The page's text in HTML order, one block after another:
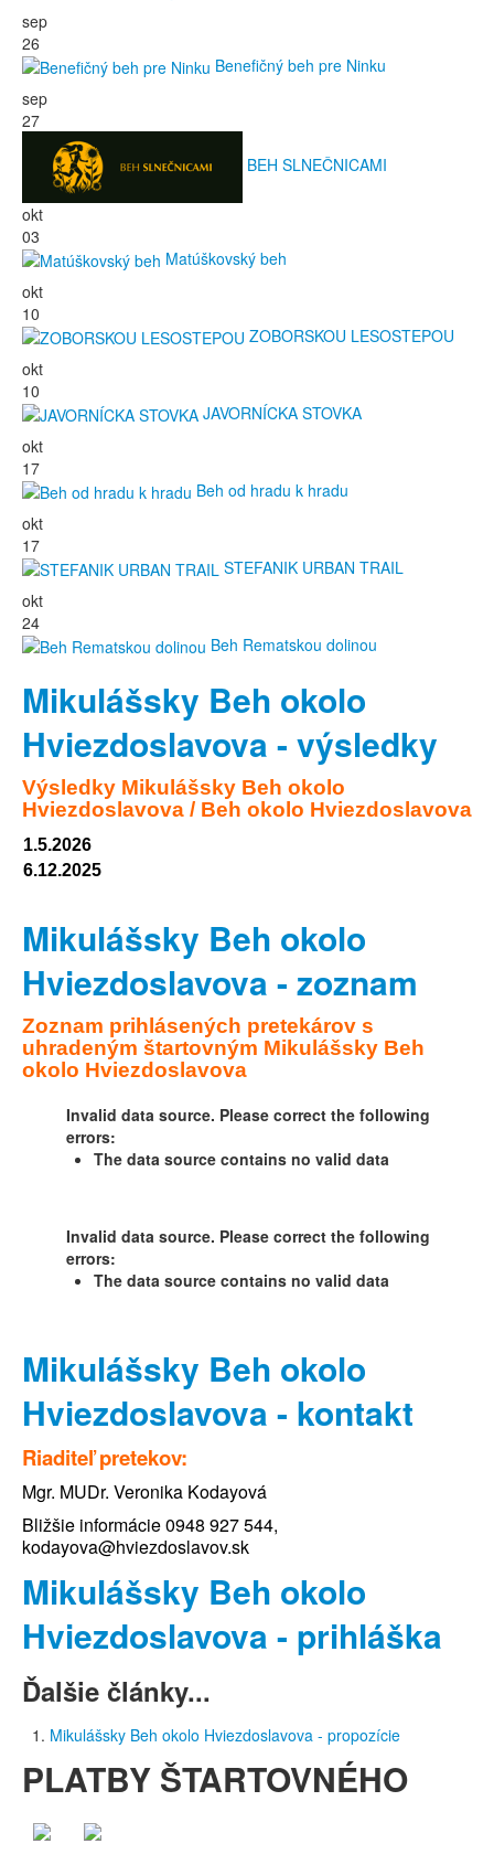
sep
26
Benefičný beh pre Ninku
sep
27
BEH SLNEČNICAMI
okt
03
Matúškovský beh
okt
10
ZOBORSKOU LESOSTEPOU
okt
10
JAVORNÍCKA STOVKA
okt
17
Beh od hradu k hradu
okt
17
STEFANIK URBAN TRAIL
okt
24
Beh Rematskou dolinou
Mikulášsky Beh okolo
Hviezdoslavova - výsledky
Výsledky Mikulášsky Beh okolo
Hviezdoslavova / Beh okolo Hviezdoslavova
1.5.2026
6.12.2025
Mikulášsky Beh okolo
Hviezdoslavova - zoznam
Zoznam prihlásených pretekárov s
uhradeným štartovným Mikulášsky Beh
okolo Hviezdoslavova
Invalid data source. Please correct the following
errors:
The data source contains no valid data
Invalid data source. Please correct the following
errors:
The data source contains no valid data
Mikulášsky Beh okolo
Hviezdoslavova - kontakt
Riaditeľ pretekov:
Mgr. MUDr. Veronika Kodayová
Bližšie informácie 0948 927 544,
kodayova@hviezdoslavov.sk
Mikulášsky Beh okolo
Hviezdoslavova - prihláška
Ďalšie články...
Mikulášsky Beh okolo Hviezdoslavova - propozície
PLATBY ŠTARTOVNÉHO